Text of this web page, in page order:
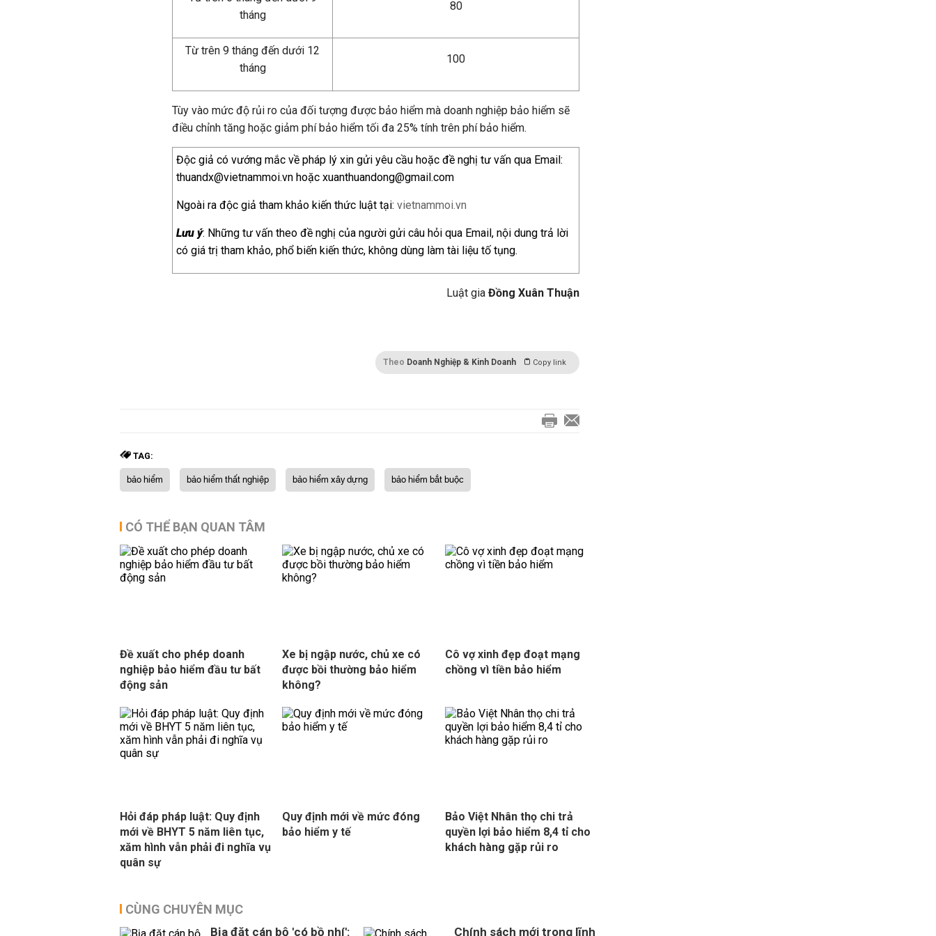
tháng
80
Từ trên 9 tháng đến dưới 12
tháng
100
Tùy vào mức độ rủi ro của đối tượng được bảo hiểm mà doanh nghiệp bảo hiểm sẽ
điều chỉnh tăng hoặc giảm phí bảo hiểm tối đa 25% tính trên phí bảo hiểm.
Độc giả có vướng mắc về pháp lý xin gửi yêu cầu hoặc đề nghị tư vấn qua Email:
thuandx@vietnammoi.vn hoặc xuanthuandong@gmail.com
Ngoài ra độc giả tham khảo kiến thức luật tại: vietnammoi.vn
Lưu ý: Những tư vấn theo đề nghị của người gửi câu hỏi qua Email, nội dung trả lời
có giá trị tham khảo, phổ biến kiến thức, không dùng làm tài liệu tố tụng.
Luật gia Đồng Xuân Thuận
Theo Doanh Nghiệp & Kinh Doanh Copy link
TAG:
bảo hiểm bảo hiểm thất nghiệp bảo hiểm xây dựng bảo hiểm bắt buộc
CÓ THỂ BẠN QUAN TÂM
Đề xuất cho phép doanh
nghiệp bảo hiểm đầu tư bất
động sản
Xe bị ngập nước, chủ xe có
được bồi thường bảo hiểm
không?
Cô vợ xinh đẹp đoạt mạng
chồng vì tiền bảo hiểm
Hỏi đáp pháp luật: Quy định
mới về BHYT 5 năm liên tục,
xăm hình vẫn phải đi nghĩa vụ
quân sự
Quy định mới về mức đóng
bảo hiểm y tế
Bảo Việt Nhân thọ chi trả
quyền lợi bảo hiểm 8,4 tỉ cho
khách hàng gặp rủi ro
CÙNG CHUYÊN MỤC
Bịa đặt cán bộ 'có bồ nhí': Chính sách mới trong lĩnh